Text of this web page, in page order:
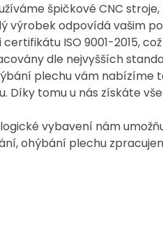
špičkové CNC
výrobek odpovídá vašim
ISO 9001-2015,
dle nejvyšších
plechu vám nabízíme
Díky tomu u nás získáte
vybavení nám
ohýbání plechu